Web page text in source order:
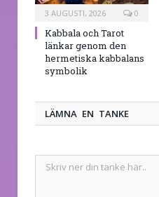
3 AUGUSTI, 2026 0
Kabbala och Tarot
länkar genom den
hermetiska kabbalans
symbolik
LÄMNA EN TANKE